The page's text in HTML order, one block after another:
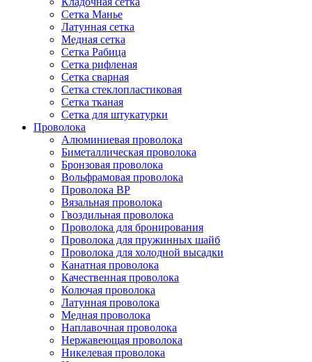
Сетка Манье
Латунная сетка
Медная сетка
Сетка Рабица
Сетка рифленая
Сетка сварная
Сетка стеклопластиковая
Сетка тканая
Сетка для штукатурки
Проволока
Алюминиевая проволока
Биметаллическая проволока
Бронзовая проволока
Вольфрамовая проволока
Проволока ВР
Вязальная проволока
Гвоздильная проволока
Проволока для бронирования
Проволока для пружинных шайб
Проволока для холодной высадки
Канатная проволока
Качественная проволока
Колючая проволока
Латунная проволока
Медная проволока
Наплавочная проволока
Нержавеющая проволока
Никелевая проволока